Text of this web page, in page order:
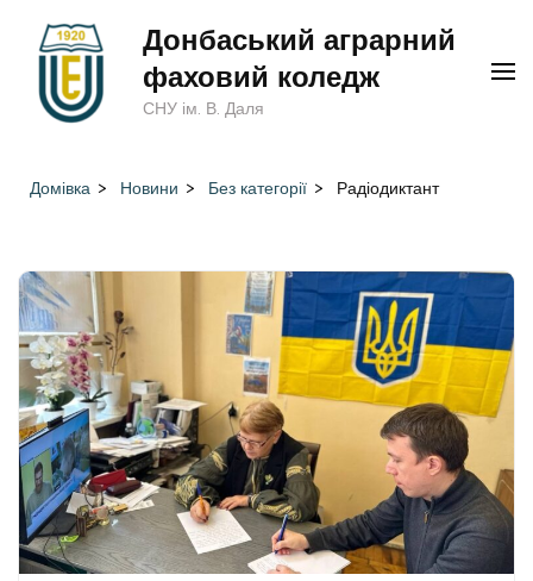
(натисніть
Донбаський аграрний
фаховий коледж
СНУ ім. В. Даля
Домівка > Новини > Без категорії > Радіодиктант